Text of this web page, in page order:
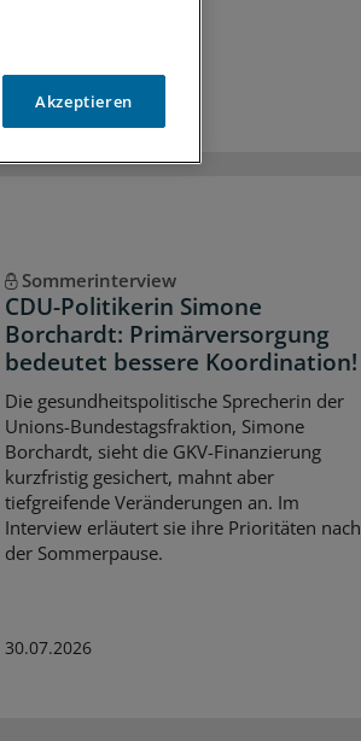
Sommerinterview
CDU-Politikerin Simone
Borchardt: Primärversorgung
bedeutet bessere Koordination!
Die gesundheitspolitische Sprecherin der
Unions-Bundestagsfraktion, Simone
Borchardt, sieht die GKV-Finanzierung
kurzfristig gesichert, mahnt aber
tiefgreifende Veränderungen an. Im
Interview erläutert sie ihre Prioritäten nach
der Sommerpause.
30.07.2026
Akzeptieren